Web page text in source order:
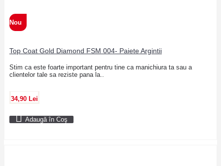
Nou
Top Coat Gold Diamond FSM 004- Paiete Argintii
Stim ca este foarte important pentru tine ca manichiura ta sau a
clientelor tale sa reziste pana la..
34,90 Lei
Adaugă în Coş